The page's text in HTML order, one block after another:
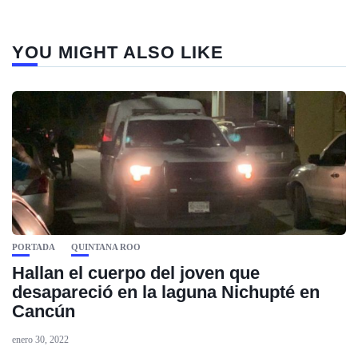
YOU MIGHT ALSO LIKE
PORTADA QUINTANA ROO
Hallan el cuerpo del joven que
desapareció en la laguna Nichupté en
Cancún
enero 30, 2022